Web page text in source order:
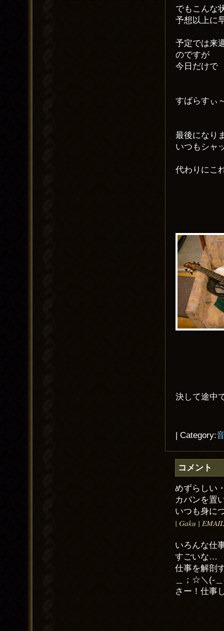
でもこんな
予想以上に
予定では来
のですが
今日だけで
すばらすぃ
最後になり
いつもシャ
代わりにこ
決して途中
| Category:
コメント
めずらしい
カバンを置
いつも身に
| Gaku |
いろんな仕
すごいな…
仕事を解剖
＿；☆＼(-
さー！仕事